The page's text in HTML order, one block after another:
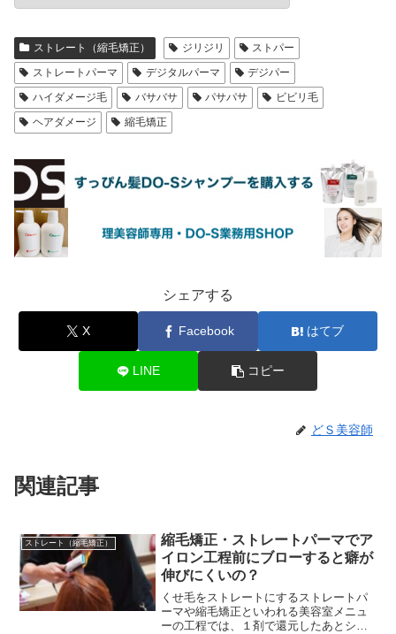
ストレート（縮毛矯正） ジリジリ
ストパー
ストレートパーマ
デジタルパーマ
デジパー
ハイダメージ毛
バサバサ パサパサ
ビビリ毛
ヘアダメージ
縮毛矯正
シェアする
X Facebook はてブ
LINE コピー
どＳ美容師
関連記事
ストレート（縮毛矯正）
縮毛矯正・ストレートパーマでア
イロン工程前にブローすると癖が
伸びにくいの？
くせ毛をストレートにするストレートパ
ーマや縮毛矯正といわれる美容室メニュ
ーの工程では、１剤で還元したあとシャ